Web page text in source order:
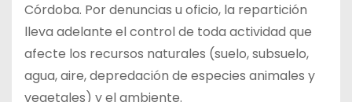
Córdoba. Por denuncias u oficio, la repartición
lleva adelante el control de toda actividad que
afecte los recursos naturales (suelo, subsuelo,
agua, aire, depredación de especies animales y
vegetales) y el ambiente.